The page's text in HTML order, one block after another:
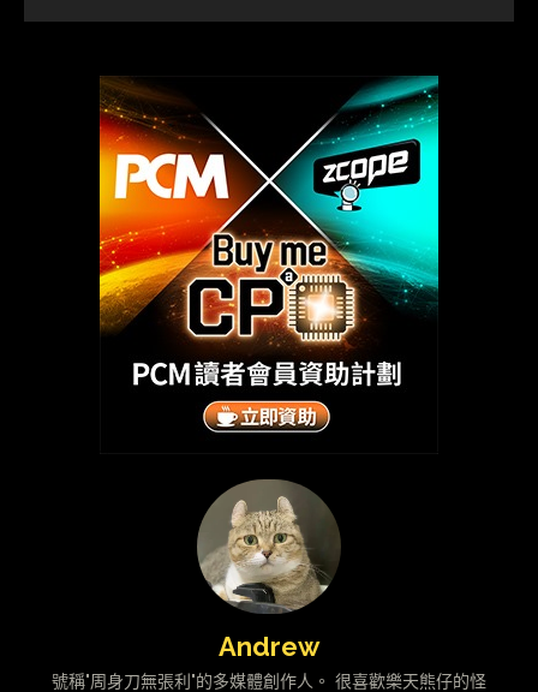
Andrew
號稱"周身刀無張利"的多媒體創作人。 很喜歡樂天熊仔的怪